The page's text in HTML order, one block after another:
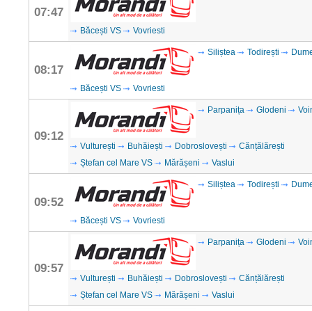
07:47
Băcești VS Vovriesti
08:17
Siliștea Todirești
Băcești VS Vovriesti
09:12
Parpanița Glodeni
Vulturești Buhăiești Dobroslovești
Cănțălărești
Ștefan cel Mare VS
Mărășeni Vaslui
09:52
Siliștea Todirești
Băcești VS Vovriesti
09:57
Parpanița Glodeni
Vulturești Buhăiești Dobroslovești
Cănțălărești
Ștefan cel Mare VS
Mărășeni Vaslui